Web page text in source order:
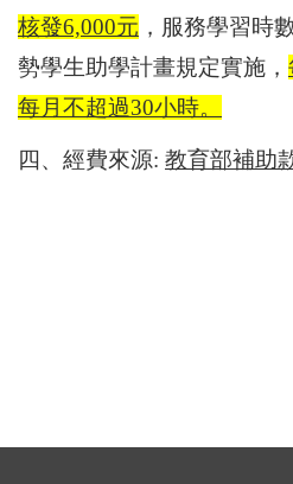
核發6,000元 ，服務學習時
勢學生助學計畫規定實施，
每月不超過30小時。
四、經費來源: 教育部補助